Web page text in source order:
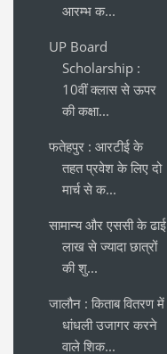
आरम्भ क...
UP Board
Scholarship :
10वीं क्लास से ऊपर
की कक्षा...
फतेहपुर : आरटीई के
तहत प्रवेश के लिए दो
मार्च से क...
सामान्य और एससी के ढाई
लाख से ज्यादा छात्रों
की शु...
जालौन : किताब वितरण में
धांधली उजागर करने
वाले शिक...